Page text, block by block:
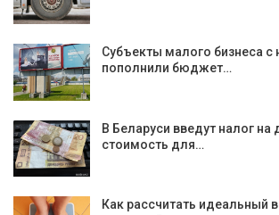
Субъекты малого бизнеса с
пополнили бюджет…
В Беларуси введут налог
стоимость для…
Как рассчитать идеальный